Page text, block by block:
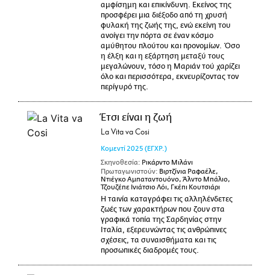
αμφίσημη και επικίνδυνη. Εκείνος της
προσφέρει μια διέξοδο από τη χρυσή
φυλακή της ζωής της, ενώ εκείνη του
ανοίγει την πόρτα σε έναν κόσμο
αμύθητου πλούτου και προνομίων. Όσο
η έλξη και η εξάρτηση μεταξύ τους
μεγαλώνουν, τόσο η Μαριάν τού χαρίζει
όλο και περισσότερα, εκνευρίζοντας τον
περίγυρό της.
Έτσι είναι η ζωή
La Vita va Cosi
Κομεντί 2025 (ΕΓΧΡ.)
Σκηνοθεσία: Ρικάρντο Μιλάνι
Πρωταγωνιστούν: Βιρτζίνια Ραφαέλε,
Ντιέγκο Αμπαταντουόνο, Άλντο Μπάλιο,
Τζουζέπε Ινιάτσιο Λόι, Γκέπι Κουτσιάρι
Η ταινία καταγράφει τις αλληλένδετες
ζωές των χαρακτήρων που ζουν στα
γραφικά τοπία της Σαρδηνίας στην
Ιταλία, εξερευνώντας τις ανθρώπινες
σχέσεις, τα συναισθήματα και τις
προσωπικές διαδρομές τους.